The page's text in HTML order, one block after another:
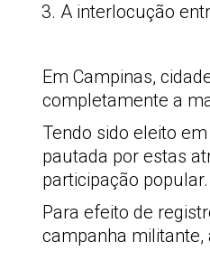
A interlocução
Em Campinas,
completamente a
Tendo sido eleito
pautada por estas
participação popular.
Para efeito de
campanha militante,